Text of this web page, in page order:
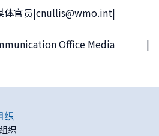
体官员 cnullis@wmo.int
Office Media
织